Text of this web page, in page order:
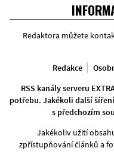
Redaktora můžete
Redakce
RSS kanály serveru
potřebu. Jakékoli další šíření
s předchozím
Jakékoliv užití
zpřístupňování článků a